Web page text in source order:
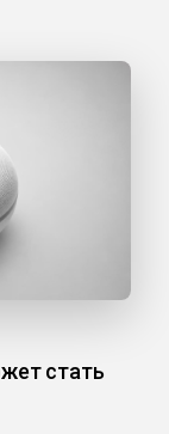
стать